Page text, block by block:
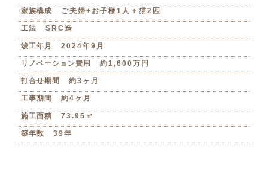
家族構成 ご夫婦+お子様1人＋猫2匹
工法 SRC造
竣工年月 2024年9月
リノベーション費用 約1,600万円
打合せ期間 約3ヶ月
工事期間 約4ヶ月
施工面積 73.95㎡
築年数 39年